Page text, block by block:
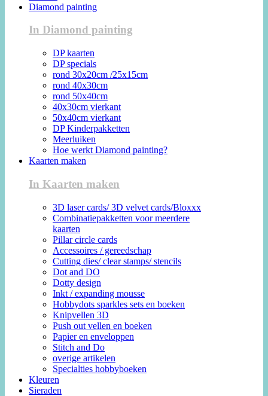
Diamond painting
In Diamond painting
DP kaarten
DP specials
rond 30x20cm /25x15cm
rond 40x30cm
rond 50x40cm
40x30cm vierkant
50x40cm vierkant
DP Kinderpakketten
Meerluiken
Hoe werkt Diamond painting?
Kaarten maken
In Kaarten maken
3D laser cards/ 3D velvet cards/Bloxxx
Combinatiepakketten voor meerdere
kaarten
Pillar circle cards
Accessoires / gereedschap
Cutting dies/ clear stamps/ stencils
Dot and DO
Dotty design
Inkt / expanding mousse
Hobbydots sparkles sets en boeken
Knipvellen 3D
Push out vellen en boeken
Papier en enveloppen
Stitch and Do
overige artikelen
Specialties hobbyboeken
Kleuren
Sieraden